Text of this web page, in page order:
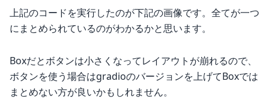
上記のコードを実行したのが下記の画像です。全てが一つ
にまとめられているのがわかるかと思います。
Boxだとボタンは小さくなってレイアウトが崩れるので、
ボタンを使う場合はgradioのバージョンを上げてBoxでは
まとめない方が良いかもしれません。